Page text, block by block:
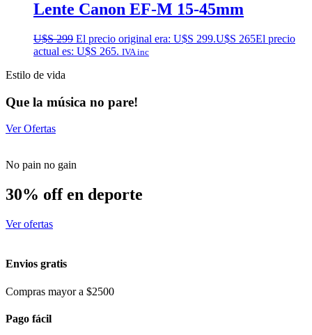
Lente Canon EF-M 15-45mm
U$S299 El precio original era: U$S 299.U$S 265El precio
actual es: U$S 265. IVA inc
Estilo de vida
Que la música no pare!
Ver Ofertas
No pain no gain
30% off en deporte
Ver ofertas
Envios gratis
Compras mayor a $2500
Pago fácil